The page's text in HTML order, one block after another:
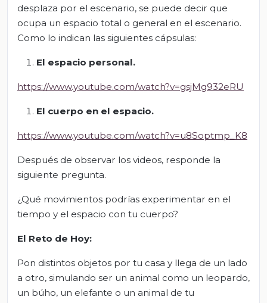
desplaza por el escenario, se puede decir que
ocupa un espacio total o general en el escenario.
Como lo indican las siguientes cápsulas:
El espacio personal.
https://www.youtube.com/watch?v=gsjMg932eRU
El cuerpo en el espacio.
https://www.youtube.com/watch?v=u8Soptmp_K8
Después de observar los videos, responde la
siguiente pregunta.
¿Qué movimientos podrías experimentar en el
tiempo y el espacio con tu cuerpo?
El Reto de Hoy:
Pon distintos objetos por tu casa y llega de un lado
a otro, simulando ser un animal como un leopardo,
un búho, un elefante o un animal de tu